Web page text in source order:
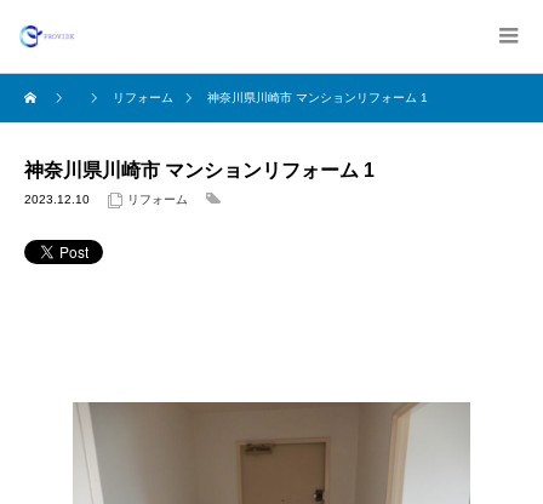
リフォーム 神奈川県川崎市 マンションリフォーム 1
神奈川県川崎市 マンションリフォーム 1
2023.12.10 リフォーム